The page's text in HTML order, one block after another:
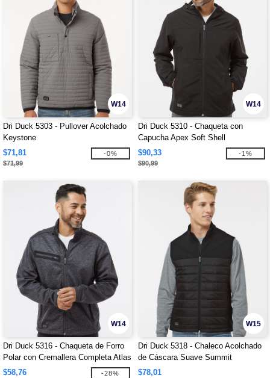
W14
Dri Duck 5303 - Pullover Acolchado
Keystone
$71,81
$71,99
-0%
W14
Dri Duck 5310 - Chaqueta con
Capucha Apex Soft Shell
$90,33
$90,99
-1%
W14
Dri Duck 5316 - Chaqueta de Forro
Polar con Cremallera Completa Atlas
$58,76
-28%
W15
Dri Duck 5318 - Chaleco Acolchado
de Cáscara Suave Summit
$78,01